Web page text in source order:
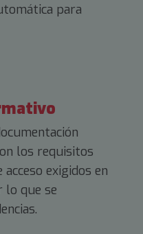
para
los requisitos
exigidos en
que se